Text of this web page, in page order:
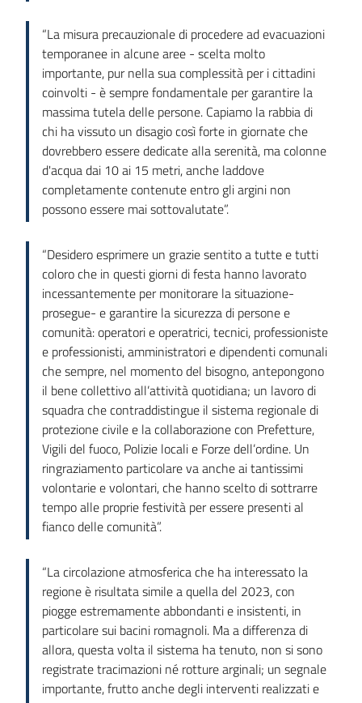
“La misura precauzionale di procedere ad evacuazioni
temporanee in alcune aree - scelta molto
importante, pur nella sua complessità per i cittadini
coinvolti - è sempre fondamentale per garantire la
massima tutela delle persone. Capiamo la rabbia di
chi ha vissuto un disagio così forte in giornate che
dovrebbero essere dedicate alla serenità, ma colonne
d'acqua dai 10 ai 15 metri, anche laddove
completamente contenute entro gli argini non
possono essere mai sottovalutate”.
“Desidero esprimere un grazie sentito a tutte e tutti
coloro che in questi giorni di festa hanno lavorato
incessantemente per monitorare la situazione-
prosegue- e garantire la sicurezza di persone e
comunità: operatori e operatrici, tecnici, professioniste
e professionisti, amministratori e dipendenti comunali
che sempre, nel momento del bisogno, antepongono
il bene collettivo all’attività quotidiana; un lavoro di
squadra che contraddistingue il sistema regionale di
protezione civile e la collaborazione con Prefetture,
Vigili del fuoco, Polizie locali e Forze dell’ordine. Un
ringraziamento particolare va anche ai tantissimi
volontarie e volontari, che hanno scelto di sottrarre
tempo alle proprie festività per essere presenti al
fianco delle comunità”.
“La circolazione atmosferica che ha interessato la
regione è risultata simile a quella del 2023, con
piogge estremamente abbondanti e insistenti, in
particolare sui bacini romagnoli. Ma a differenza di
allora, questa volta il sistema ha tenuto, non si sono
registrate tracimazioni né rotture arginali; un segnale
importante, frutto anche degli interventi realizzati e